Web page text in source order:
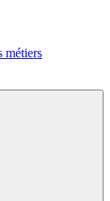
métiers